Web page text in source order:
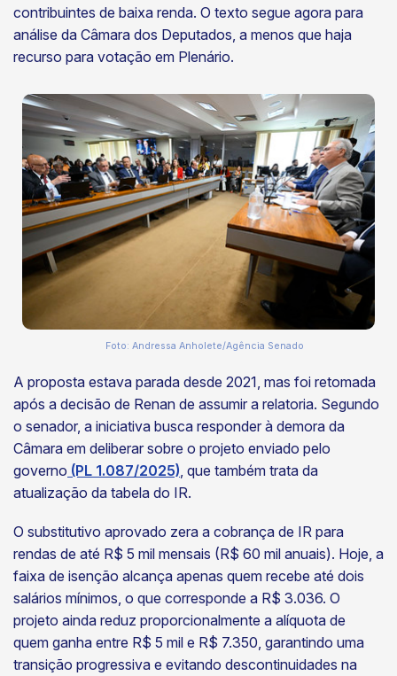
contribuintes de baixa renda. O texto segue agora para
análise da Câmara dos Deputados, a menos que haja
recurso para votação em Plenário.
Foto: Andressa Anholete/Agência Senado
A proposta estava parada desde 2021, mas foi retomada
após a decisão de Renan de assumir a relatoria. Segundo
o senador, a iniciativa busca responder à demora da
Câmara em deliberar sobre o projeto enviado pelo
governo (PL 1.087/2025) , que também trata da
atualização da tabela do IR.
O substitutivo aprovado zera a cobrança de IR para
rendas de até R$ 5 mil mensais (R$ 60 mil anuais). Hoje, a
faixa de isenção alcança apenas quem recebe até dois
salários mínimos, o que corresponde a R$ 3.036. O
projeto ainda reduz proporcionalmente a alíquota de
quem ganha entre R$ 5 mil e R$ 7.350, garantindo uma
transição progressiva e evitando descontinuidades na